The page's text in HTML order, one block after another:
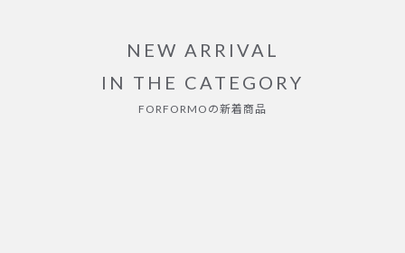
NEW ARRIVAL
IN THE CATEGORY
FORFORMOの新着商品